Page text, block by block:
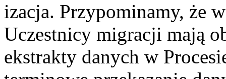
izacja. Przypominamy, że
Uczestnicy migracji mają
ekstrakty danych w